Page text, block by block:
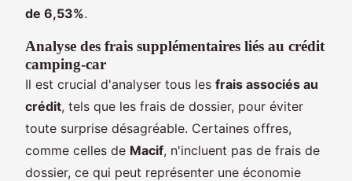
de 6,53%.
Analyse des frais supplémentaires liés au crédit
camping-car
Il est crucial d'analyser tous les frais associés au
crédit, tels que les frais de dossier, pour éviter
toute surprise désagréable. Certaines offres,
comme celles de Macif, n'incluent pas de frais de
dossier, ce qui peut représenter une économie